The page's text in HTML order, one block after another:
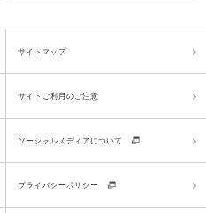
サイトマップ
サイトご利用のご注意
ソーシャルメディアについて
プライバシーポリシー